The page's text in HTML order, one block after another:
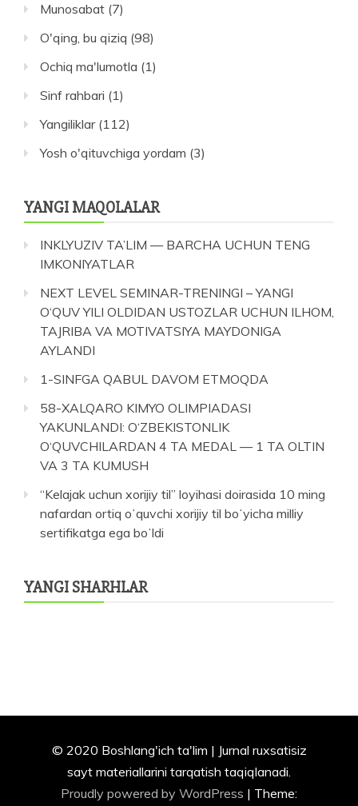
Munosabat (7)
O'qing, bu qiziq (98)
Ochiq ma'lumotla (1)
Sinf rahbari (1)
Yangiliklar(112)
Yosh o'qituvchiga yordam (3)
YANGI MAQOLALAR
INKLYUZIV TA’LIM — BARCHA UCHUN TENG
IMKONIYATLAR
NEXT LEVEL SEMINAR-TRENINGI – YANGI
O‘QUV YILI OLDIDAN USTOZLAR UCHUN ILHOM,
TAJRIBA VA MOTIVATSIYA MAYDONIGA
AYLANDI
1-SINFGA QABUL DAVOM ETMOQDA
58-XALQARO KIMYO OLIMPIADASI
YAKUNLANDI: O‘ZBEKISTONLIK
O‘QUVCHILARDAN 4 TA MEDAL — 1 TA OLTIN
VA 3 TA KUMUSH
“Kelajak uchun xorijiy til” loyihasi doirasida 10 ming
nafardan ortiq oʻquvchi xorijiy til boʻyicha milliy
sertifikatga ega boʻldi
YANGI SHARHLAR
© 2020 Boshlang'ich ta'lim | Jurnal ruxsatisiz
sayt materiallarini tarqatish taqiqlanadi.
Proudly powered by WordPress | Theme: